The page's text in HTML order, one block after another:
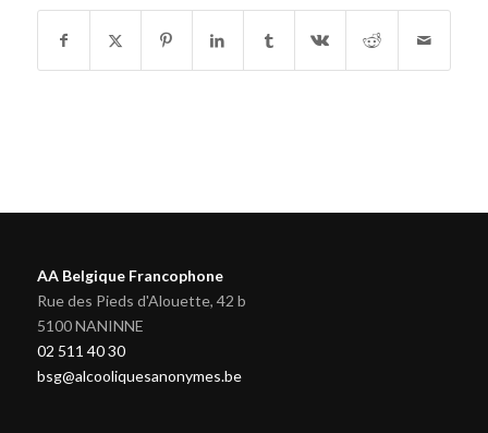
AA Belgique Francophone
Rue des Pieds d'Alouette, 42 b
5100 NANINNE
02 511 40 30
bsg@alcooliquesanonymes.be